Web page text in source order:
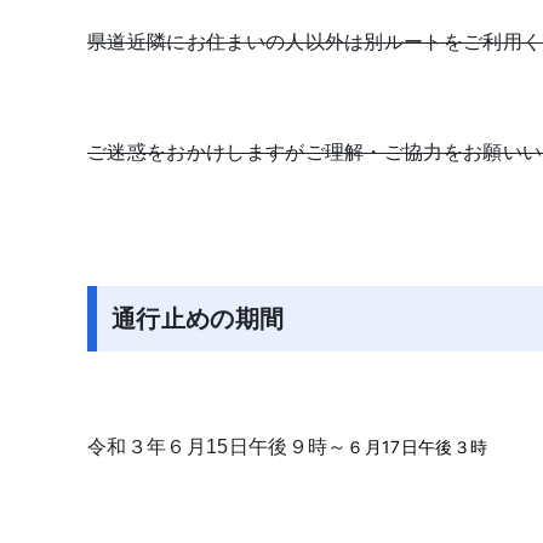
県道近隣にお住まいの人以外は別ルートをご利用
ご迷惑をおかけしますがご理解・ご協力をお願い
通行止めの期間
令和３年６月15日午後９時～ ６月17日午後３時